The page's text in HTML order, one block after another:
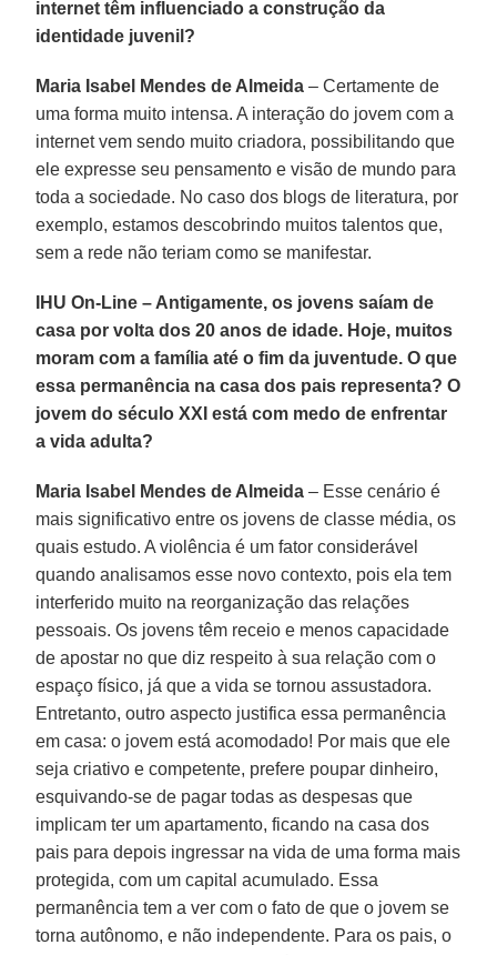
internet têm influenciado a construção da
identidade juvenil?
Maria Isabel Mendes de Almeida – Certamente de
uma forma muito intensa. A interação do jovem com a
internet vem sendo muito criadora, possibilitando que
ele expresse seu pensamento e visão de mundo para
toda a sociedade. No caso dos blogs de literatura, por
exemplo, estamos descobrindo muitos talentos que,
sem a rede não teriam como se manifestar.
IHU On-Line – Antigamente, os jovens saíam de
casa por volta dos 20 anos de idade. Hoje, muitos
moram com a família até o fim da juventude. O que
essa permanência na casa dos pais representa? O
jovem do século XXI está com medo de enfrentar
a vida adulta?
Maria Isabel Mendes de Almeida – Esse cenário é
mais significativo entre os jovens de classe média, os
quais estudo. A violência é um fator considerável
quando analisamos esse novo contexto, pois ela tem
interferido muito na reorganização das relações
pessoais. Os jovens têm receio e menos capacidade
de apostar no que diz respeito à sua relação com o
espaço físico, já que a vida se tornou assustadora.
Entretanto, outro aspecto justifica essa permanência
em casa: o jovem está acomodado! Por mais que ele
seja criativo e competente, prefere poupar dinheiro,
esquivando-se de pagar todas as despesas que
implicam ter um apartamento, ficando na casa dos
pais para depois ingressar na vida de uma forma mais
protegida, com um capital acumulado. Essa
permanência tem a ver com o fato de que o jovem se
torna autônomo, e não independente. Para os pais, o